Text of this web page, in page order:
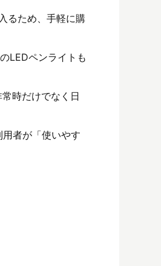
るため、手軽に購
LEDペンライトも
時だけでなく日
者が「使いやす